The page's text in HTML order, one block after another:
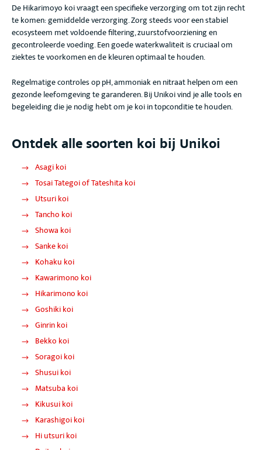
De Hikarimoyo koivraagt een specifieke verzorging om tot zijn recht
te komen: gemiddelde verzorging. Zorg steeds voor een stabiel
ecosysteem met voldoende filtering, zuurstofvoorziening en
gecontroleerde voeding. Een goede waterkwaliteit is cruciaal om
ziektes te voorkomen en de kleuren optimaal te houden.
Regelmatige controles op pH, ammoniak en nitraat helpen om een
gezonde leefomgeving te garanderen. Bij Unikoi vind je alle tools en
begeleiding die je nodig hebt om je koi in topconditie te houden.
Ontdek alle soorten koi bij Unikoi
Asagi koi
Tosai Tategoi of Tateshita koi
Utsuri koi
Tancho koi
Showa koi
Sanke koi
Kohaku koi
Kawarimono koi
Hikarimono koi
Goshiki koi
Ginrin koi
Bekko koi
Soragoi koi
Shusui koi
Matsuba koi
Kikusui koi
Karashigoi koi
Hi utsuri koi